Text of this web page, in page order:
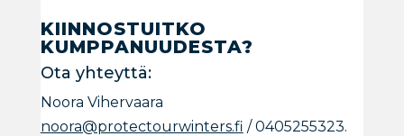
KIINNOSTUITKO
KUMPPANUUDESTA?
Ota yhteyttä:
Noora Vihervaara
noora@protectourwinters.fi / 0405255323.